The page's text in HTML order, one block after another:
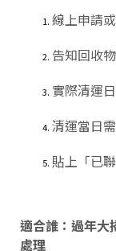
線上申請
告知回收
實際清運
清運當日
貼上「已
適合誰：過年大
處理